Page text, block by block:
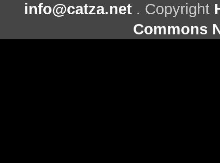
info@catza.net . Copyright
Commons